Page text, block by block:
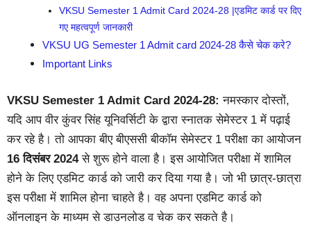
VKSU Semester 1 Admit Card 2024-28 |एडमिट कार्ड पर दिए
गए महत्वपूर्ण जानकारी
VKSU UG Semester 1 Admit card 2024-28 कैसे चेक करे?
Important Links
VKSU Semester 1 Admit Card 2024-28:नमस्कार दोस्तों,
यदि आप वीर कुंवर सिंह यूनिवर्सिटी के द्वारा स्नातक सेमेस्टर 1 में पढ़ाई
कर रहे है। तो आपका बीए बीएससी बीकॉम सेमेस्टर 1 परीक्षा का आयोजन
16 दिसंबर 2024से शुरू होने वाला है। इस आयोजित परीक्षा में शामिल
होने के लिए एडमिट कार्ड को जारी कर दिया गया है। जो भी छात्र-छात्रा
इस परीक्षा में शामिल होना चाहते है। वह अपना एडमिट कार्ड को
ऑनलाइन के माध्यम से डाउनलोड व चेक कर सकते है।